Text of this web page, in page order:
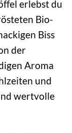
erlebst du
Bio-
Biss
der
Aroma
und
wertvolle